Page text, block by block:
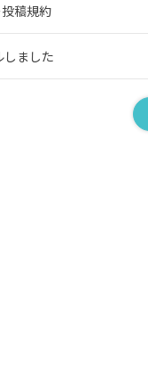
稿規約
しました